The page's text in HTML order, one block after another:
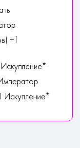
+1
Искупление*